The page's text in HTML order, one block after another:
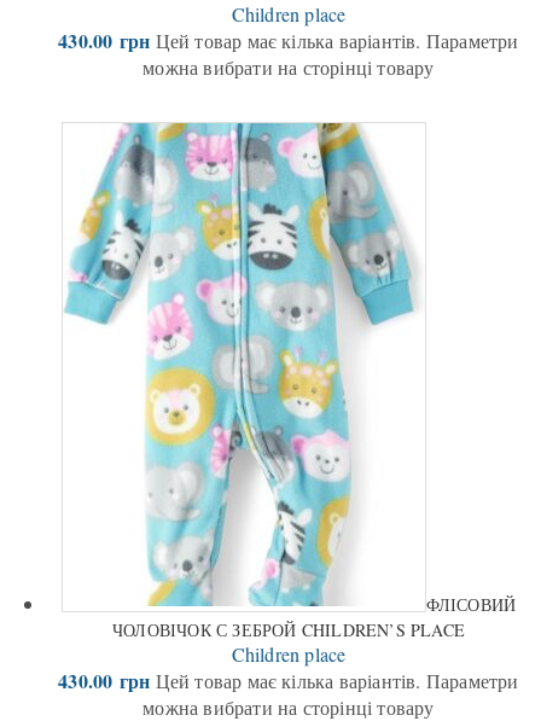
Children place
430.00 грн Цей товар має кілька варіантів. Параметри
можна вибрати на сторінці товару
ФЛІСОВИЙ
ЧОЛОВІЧОК С ЗЕБРОЙ CHILDREN’S PLACE
Children place
430.00 грн Цей товар має кілька варіантів. Параметри
можна вибрати на сторінці товару